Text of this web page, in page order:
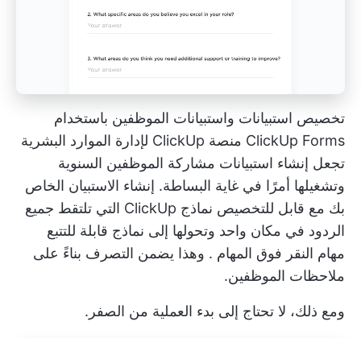
تخصيص استبيانات واستبيانات الموظفين باستخدام
ClickUp Forms منصة ClickUp لإدارة الموارد البشرية
تجعل إنشاء استبيانات مشاركة الموظفين السنوية
وتشغيلها أمرًا في غاية البساطة. إنشاء الاستبيان الخاص
بك مع قابل للتخصيص نماذج ClickUp
التي تلتقط جميع
الردود في مكان واحد وتحولها إلى نماذج قابلة للتتبع
مهام النقر فوق المهام . وهذا يضمن التصرف بناءً على
ملاحظات الموظفين.
ومع ذلك، لا تحتاج إلى بدء العملية من الصفر.